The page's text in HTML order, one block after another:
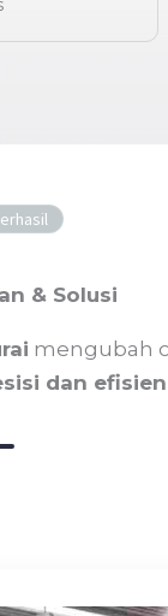
& Solusi
mengubah
dan